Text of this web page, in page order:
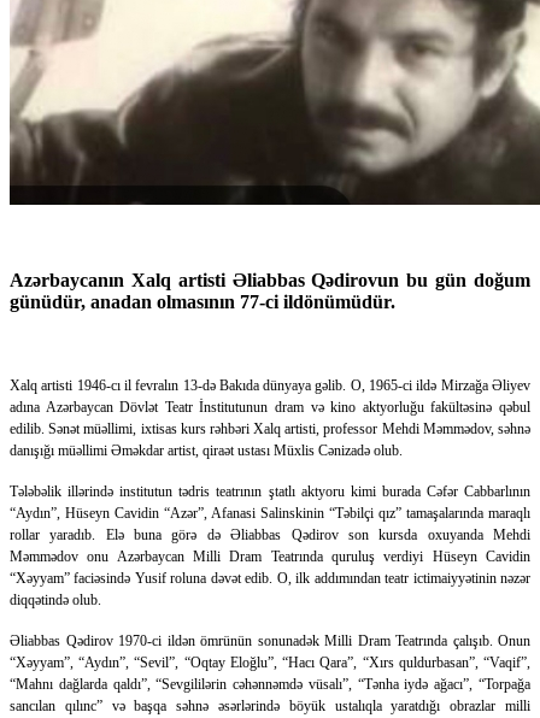
Azərbaycanın Xalq artisti Əliabbas Qədirovun bu gün doğum
günüdür, anadan olmasının 77-ci ildönümüdür.
Xalq artisti 1946-cı il fevralın 13-də Bakıda dünyaya gəlib. O, 1965-ci ildə Mirzağa Əliyev
adına Azərbaycan Dövlət Teatr İnstitutunun dram və kino aktyorluğu fakültəsinə qəbul
edilib. Sənət müəllimi, ixtisas kurs rəhbəri Xalq artisti, professor Mehdi Məmmədov, səhnə
danışığı müəllimi Əməkdar artist, qiraət ustası Müxlis Cənizadə olub.
Tələbəlik illərində institutun tədris teatrının ştatlı aktyoru kimi burada Cəfər Cabbarlının
“Aydın”, Hüseyn Cavidin “Azər”, Afanasi Salinskinin “Təbilçi qız” tamaşalarında maraqlı
rollar yaradıb. Elə buna görə də Əliabbas Qədirov son kursda oxuyanda Mehdi
Məmmədov onu Azərbaycan Milli Dram Teatrında quruluş verdiyi Hüseyn Cavidin
“Xəyyam” faciəsində Yusif roluna dəvət edib. O, ilk addımından teatr ictimaiyyətinin nəzər
diqqətində olub.
Əliabbas Qədirov 1970-ci ildən ömrünün sonunadək Milli Dram Teatrında çalışıb. Onun
“Xəyyam”, “Aydın”, “Sevil”, “Oqtay Eloğlu”, “Hacı Qara”, “Xırs quldurbasan”, “Vaqif”,
“Mahnı dağlarda qaldı”, “Sevgililərin cəhənnəmdə vüsalı”, “Tənha iydə ağacı”, “Torpağa
sancılan qılınc” və başqa səhnə əsərlərində böyük ustalıqla yaratdığı obrazlar milli